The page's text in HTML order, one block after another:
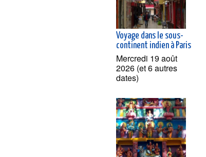
Voyage dans le sous-
continent indien à Paris
Mercredi 19 août
2026 (et 6 autres
dates)